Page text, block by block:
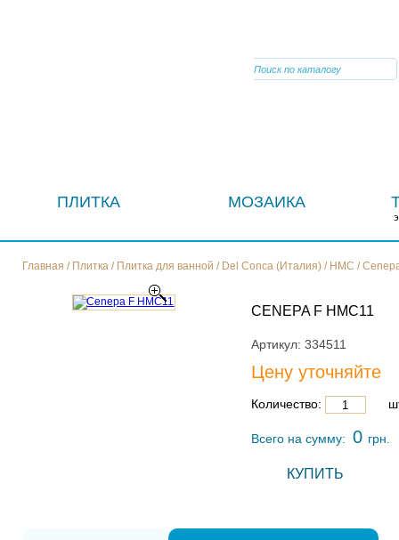
ПЛИТКА МОЗАИКА
Главная / Плитка / Плитка для ванной / Del Conca (Италия) / HMC /
CENEPA F HMC11
Артикул: 334511
Цену уточняйте
Количество:
Всего на сумму: 0 грн.
КУПИТЬ